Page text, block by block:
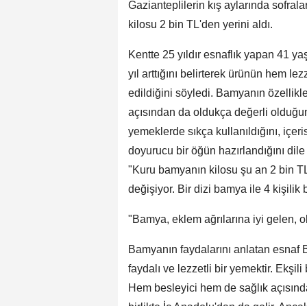
Gazianteplilerin kış aylarında
kilosu 2 bin TL'den yerini aldı.
Kentte 25 yıldır esnaflık yapan 41
yıl arttığını belirterek ürünün hem
edildiğini söyledi. Bamyanın
açısından da oldukça değerli
yemeklerde sıkça kullanıldığını,
doyurucu bir öğün hazırlandığını
"Kuru bamyanın kilosu şu an 2 bin
değişiyor. Bir dizi bamya ile 4 kişilik
"Bamya, eklem ağrılarına iyi gelen,
Bamyanın faydalarını anlatan
faydalı ve lezzetli bir yemektir.
Hem besleyici hem de sağlık